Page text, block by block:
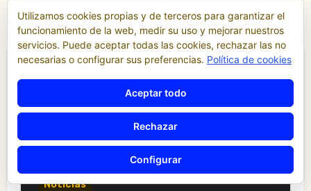
Destacados
Comunicados y notas de prensa
Comunidad Valenciana
Confederación de Autónomos del Taxi de la
Comunidad Valenciana
Noticias
Utilizamos cookies propias y de terceros para garantizar el
funcionamiento de la web, medir su uso y mejorar nuestros
servicios. Puede aceptar todas las cookies, rechazar las no
necesarias o configurar sus preferencias. Política de cookies
Aceptar todo
Rechazar
Configurar